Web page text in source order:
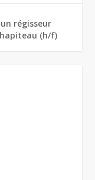
régisseur
(h/f)